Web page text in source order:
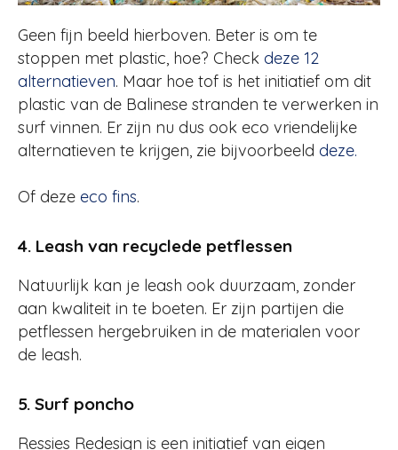
Geen fijn beeld hierboven. Beter is om te
stoppen met plastic, hoe? Check deze 12
alternatieven. Maar hoe tof is het initiatief om dit
plastic van de Balinese stranden te verwerken in
surf vinnen. Er zijn nu dus ook eco vriendelijke
alternatieven te krijgen, zie bijvoorbeeld deze.
Of deze eco fins.
4. Leash van recyclede petflessen
Natuurlijk kan je leash ook duurzaam, zonder
aan kwaliteit in te boeten. Er zijn partijen die
petflessen hergebruiken in de materialen voor
de leash.
5. Surf poncho
Ressies Redesign is een initiatief van eigen